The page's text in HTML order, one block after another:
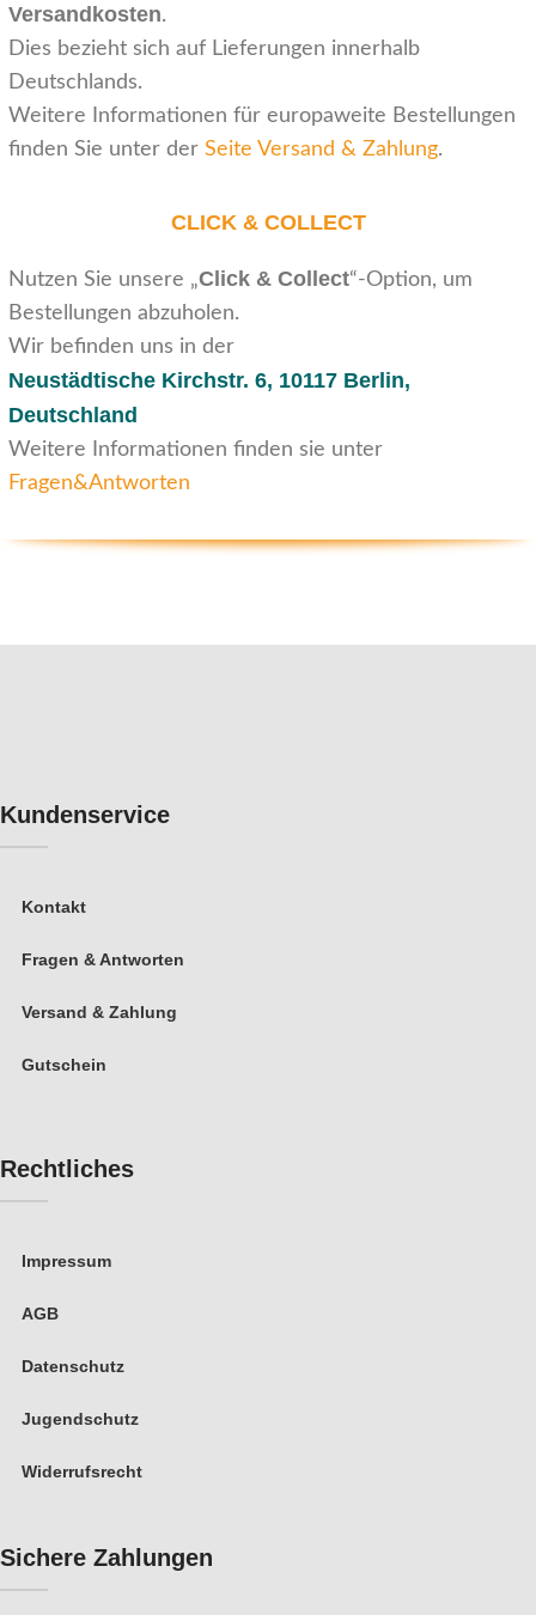
Versandkosten.
Dies bezieht sich auf Lieferungen innerhalb
Deutschlands.
Weitere Informationen für europaweite Bestellungen
finden Sie unter der Seite Versand & Zahlung.
CLICK & COLLECT
Nutzen Sie unsere „Click & Collect“-Option, um
Bestellungen abzuholen.
Wir befinden uns in der
Neustädtische Kirchstr. 6, 10117 Berlin,
Deutschland
Weitere Informationen finden sie unter
Fragen&Antworten
Kundenservice
Kontakt
Fragen & Antworten
Versand & Zahlung
Gutschein
Rechtliches
Impressum
AGB
Datenschutz
Jugendschutz
Widerrufsrecht
Sichere Zahlungen